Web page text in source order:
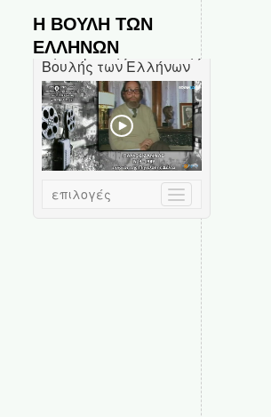
Η ΒΟΥΛΗ ΤΩΝ
ΕΛΛΗΝΩΝ